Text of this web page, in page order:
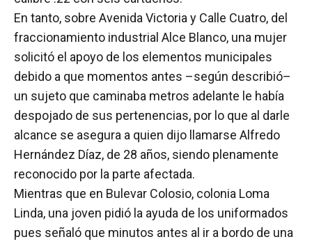
En tanto, sobre Avenida Victoria y Calle Cuatro, del
fraccionamiento industrial Alce Blanco, una mujer
solicitó el apoyo de los elementos municipales
debido a que momentos antes –según describió–
un sujeto que caminaba metros adelante le había
despojado de sus pertenencias, por lo que al darle
alcance se asegura a quien dijo llamarse Alfredo
Hernández Díaz, de 28 años, siendo plenamente
reconocido por la parte afectada.
Mientras que en Bulevar Colosio, colonia Loma
Linda, una joven pidió la ayuda de los uniformados
pues señaló que minutos antes al ir a bordo de una